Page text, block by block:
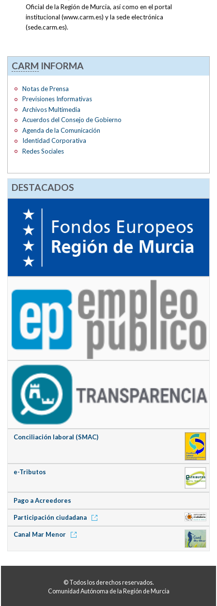
Oficial de la Región de Murcia, así como en el portal
institucional (www.carm.es) y la sede electrónica
(sede.carm.es).
CARM INFORMA
Notas de Prensa
Previsiones Informativas
Archivos Multimedia
Acuerdos del Consejo de Gobierno
Agenda de la Comunicación
Identidad Corporativa
Redes Sociales
DESTACADOS
Conciliación laboral (SMAC)
e-Tributos
Pago a Acreedores
Participación ciudadana
Canal Mar Menor
© Todos los derechos reservados.
Comunidad Autónoma de la Región de Murcia